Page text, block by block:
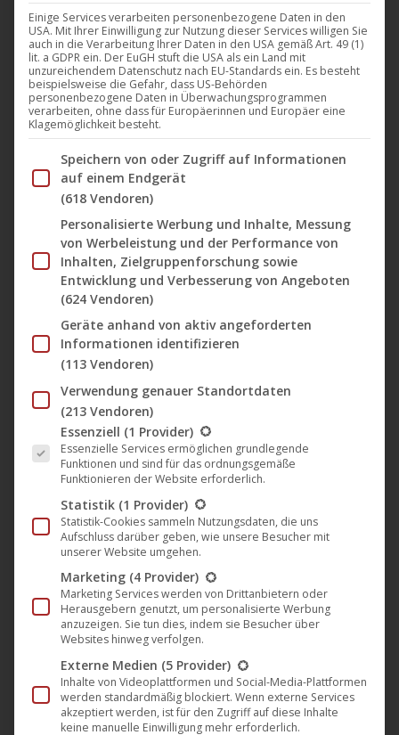
Harthouse,Musik,News 9. Februar 2024
Harthouse präsentiert zwei extra für diese Re-
Releases neu gemasterte Vinyl-Veröffentlichungen
des legendären Techno-Acts „Der Dritte Raum
Die wegweisenden Meilensteine
„Raumgleiter“ von 1998, werden…
Nicht vorrätig
Der Dritte Raum – Kommit
legt mit dem seinem neuen Album
eine “weitere Glanzleistung, minimalistische
technoide Klänge, unglaublich catchy und
groovy.” Zitat FazeMag 08/21) vor. Im
Einige Services verarbeiten personenbezogene Daten in den
USA. Mit Ihrer Einwilligung zur Nutzung dieser Services willigen Sie
auch in die Verarbeitung Ihrer Daten in den USA gemäß Art. 49 (1)
lit. a GDPR ein. Der EuGH stuft die USA als ein Land mit
unzureichendem Datenschutz nach EU-Standards ein. Es besteht
beispielsweise die Gefahr, dass US-Behörden
personenbezogene Daten in Überwachungsprogrammen
verarbeiten, ohne dass für Europäerinnen und Europäer eine
Klagemöglichkeit besteht.
Im Folgenden finden Sie eine Liste der Zwecke des IAB
Speichern von oder Zugriff auf Informationen
auf einem Endgerät
(618 Vendoren)
Personalisierte Werbung und Inhalte, Messung
von Werbeleistung und der Performance von
Inhalten, Zielgruppenforschung sowie
Entwicklung und Verbesserung von Angeboten
(624 Vendoren)
Geräte anhand von aktiv angeforderten
Informationen identifizieren
(113 Vendoren)
Verwendung genauer Standortdaten
(213 Vendoren)
Es folgt eine Liste der Service-Gruppen, für die eine
Essenziell (1 Provider)
Essenzielle Services ermöglichen grundlegende
Funktionen und sind für das ordnungsgemäße
Funktionieren der Website erforderlich.
Statistik (1 Provider)
Statistik-Cookies sammeln Nutzungsdaten, die uns
Aufschluss darüber geben, wie unsere Besucher mit
unserer Website umgehen.
Marketing (4 Provider)
Marketing Services werden von Drittanbietern oder
Herausgebern genutzt, um personalisierte Werbung
anzuzeigen. Sie tun dies, indem sie Besucher über
Websites hinweg verfolgen.
Externe Medien (5 Provider)
Inhalte von Videoplattformen und Social-Media-Plattformen
werden standardmäßig blockiert. Wenn externe Services
akzeptiert werden, ist für den Zugriff auf diese Inhalte
keine manuelle Einwilligung mehr erforderlich.